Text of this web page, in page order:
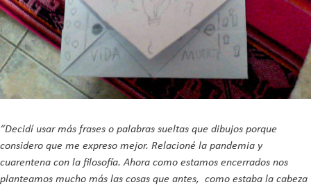
“Decidí usar más frases o palabras sueltas que dibujos porque
considero que me expreso mejor. Relacioné la pandemia y
cuarentena con la filosofía. Ahora como estamos encerrados nos
planteamos mucho más las cosas que antes, como estaba la cabeza